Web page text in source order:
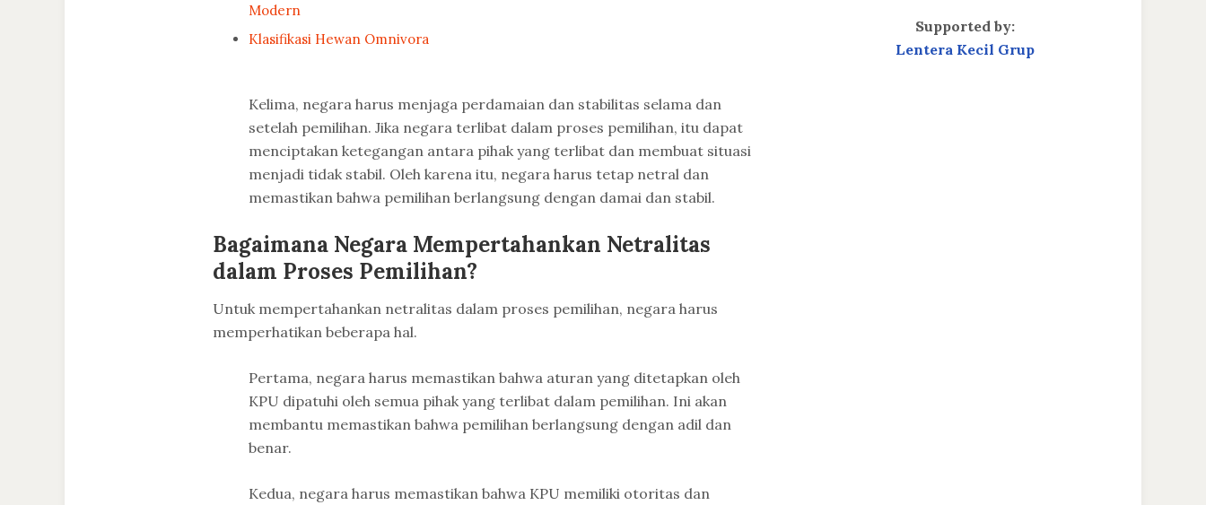
Modern
Klasifikasi Hewan Omnivora
Kelima, negara harus menjaga perdamaian dan stabilitas selama dan
setelah pemilihan. Jika negara terlibat dalam proses pemilihan, itu dapat
menciptakan ketegangan antara pihak yang terlibat dan membuat situasi
menjadi tidak stabil. Oleh karena itu, negara harus tetap netral dan
memastikan bahwa pemilihan berlangsung dengan damai dan stabil.
Bagaimana Negara Mempertahankan Netralitas
dalam Proses Pemilihan?
Untuk mempertahankan netralitas dalam proses pemilihan, negara harus
memperhatikan beberapa hal.
Pertama, negara harus memastikan bahwa aturan yang ditetapkan oleh
KPU dipatuhi oleh semua pihak yang terlibat dalam pemilihan. Ini akan
membantu memastikan bahwa pemilihan berlangsung dengan adil dan
benar.
Kedua, negara harus memastikan bahwa KPU memiliki otoritas dan
Supported by:
Lentera Kecil Grup